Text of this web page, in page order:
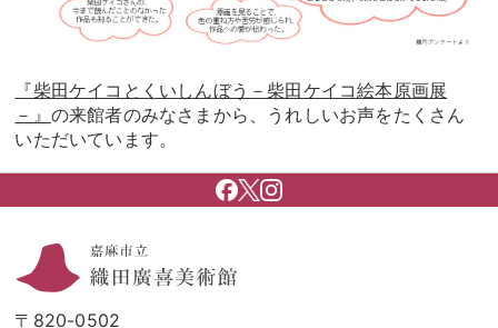
『柴田ケイコとくいしんぼう－柴田ケイコ絵本原画展
－』 の来館者のみなさまから、うれしいお声をたくさん
いただいています。
〒820-0502